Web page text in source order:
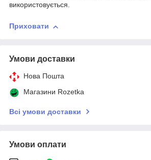
використовується.
Приховати
Умови доставки
Нова Пошта
Магазини Rozetka
Всі умови доставки
Умови оплати